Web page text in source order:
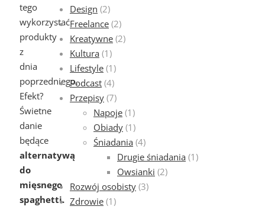
tego
wykorzystać
produkty
z
dnia
poprzedniego.
Efekt?
Świetne
danie
będące
alternatywą
do
mięsnego
spaghetti.
Design (2)
Freelance (2)
Kreatywne (2)
Kultura (1)
Lifestyle (1)
Podcast (4)
Przepisy (7)
Napoje (1)
Obiady (1)
Śniadania (4)
Drugie śniadania (1)
Owsianki (2)
Rozwój osobisty (3)
Zdrowie (1)